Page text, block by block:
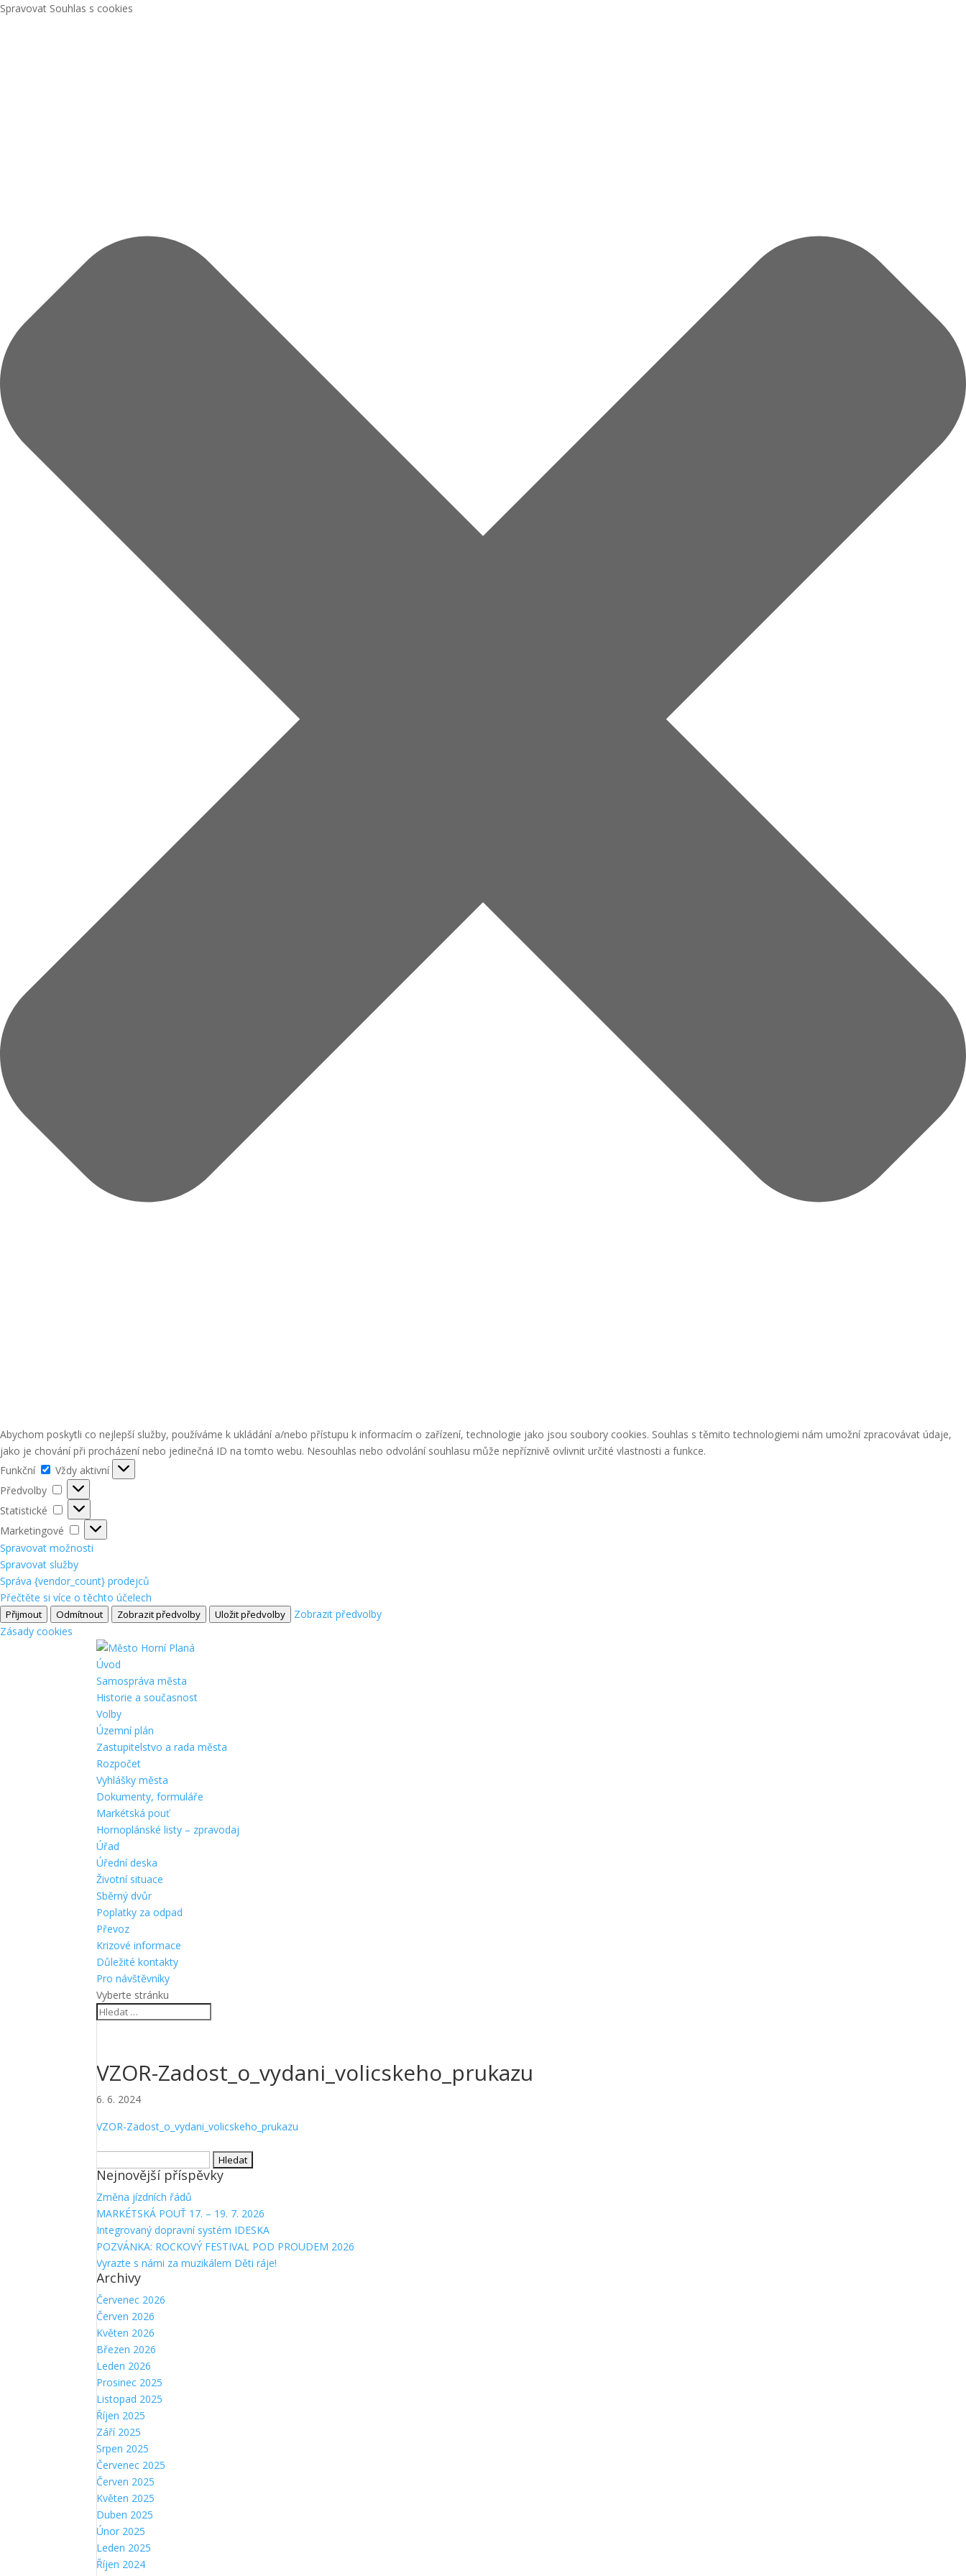
Spravovat Souhlas s cookies
Abychom poskytli co nejlepší služby, používáme k ukládání a/nebo přístupu k informacím o zařízení, technologie jako jsou soubory cookies. Souhlas s těmito technologiemi nám umožní zpracovávat údaje,
jako je chování při procházení nebo jedinečná ID na tomto webu. Nesouhlas nebo odvolání souhlasu může nepříznivě ovlivnit určité vlastnosti a funkce.
Funkční
Funkční
Vždy aktivní
Předvolby
Předvolby
Statistické
Statistické
Marketingové
Marketingové
Spravovat možnosti
Spravovat služby
Správa {vendor_count} prodejců
Přečtěte si více o těchto účelech
Přijmout Odmítnout Zobrazit předvolby Uložit předvolby
Zobrazit předvolby
Zásady cookies
Úvod
Samospráva města
Historie a současnost
Volby
Územní plán
Zastupitelstvo a rada města
Rozpočet
Vyhlášky města
Dokumenty, formuláře
Markétská pouť
Hornoplánské listy – zpravodaj
Úřad
Úřední deska
Životní situace
Sběrný dvůr
Poplatky za odpad
Převoz
Krizové informace
Důležité kontakty
Pro návštěvníky
Vyberte stránku
VZOR-Zadost_o_vydani_volicskeho_prukazu
6. 6. 2024
VZOR-Zadost_o_vydani_volicskeho_prukazu
Nejnovější příspěvky
Změna jízdních řádů
MARKÉTSKÁ POUŤ 17. – 19. 7. 2026
Integrovaný dopravní systém IDESKA
POZVÁNKA: ROCKOVÝ FESTIVAL POD PROUDEM 2026
Vyrazte s námi za muzikálem Děti ráje!
Archivy
Červenec 2026
Červen 2026
Květen 2026
Březen 2026
Leden 2026
Prosinec 2025
Listopad 2025
Říjen 2025
Září 2025
Srpen 2025
Červenec 2025
Červen 2025
Květen 2025
Duben 2025
Únor 2025
Leden 2025
Říjen 2024